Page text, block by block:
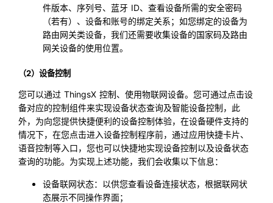
件版本、序列号、蓝牙 ID、查看设备所需的安全密码
（若有）、设备和账号的绑定关系；如您绑定的设备为
路由网关类设备，我们还需要收集设备的国家码及路由
网关设备的使用位置。
（2）设备控制
您可以通过 ThingsX 控制、使用物联网设备。您可通过点击设
备对应的控制组件来实现设备状态查询及智能设备控制，此
外，为向您提供快捷便利的设备控制体验，在设备硬件支持的
情况下，在您点击进入设备控制程序前，通过应用快捷卡片、
语音控制等入口，您也可以快捷地实现设备控制以及设备状态
查询的功能。为实现上述功能，我们会收集以下信息：
设备联网状态：以供您查看设备连接状态，根据联网状
态展示不同操作界面；